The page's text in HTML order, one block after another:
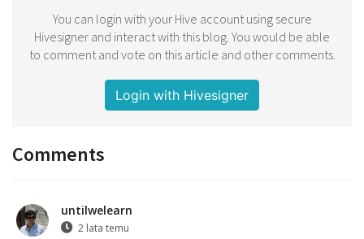
You can login with your Hive account using secure
Hivesigner and interact with this blog. You would be able
to comment and vote on this article and other comments.
Login with Hivesigner
Comments
untilwelearn
2 lata temu